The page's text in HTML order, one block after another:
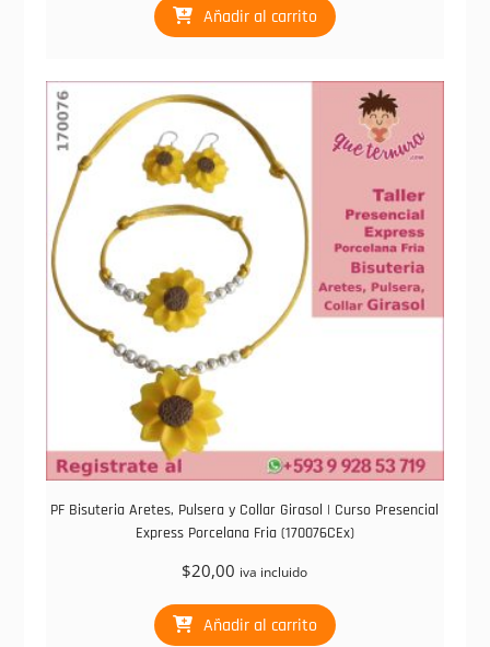
Añadir al carrito
PF Bisuteria Aretes, Pulsera y Collar Girasol | Curso Presencial
Express Porcelana Fria (170076CEx)
$20,00 iva incluido
Añadir al carrito